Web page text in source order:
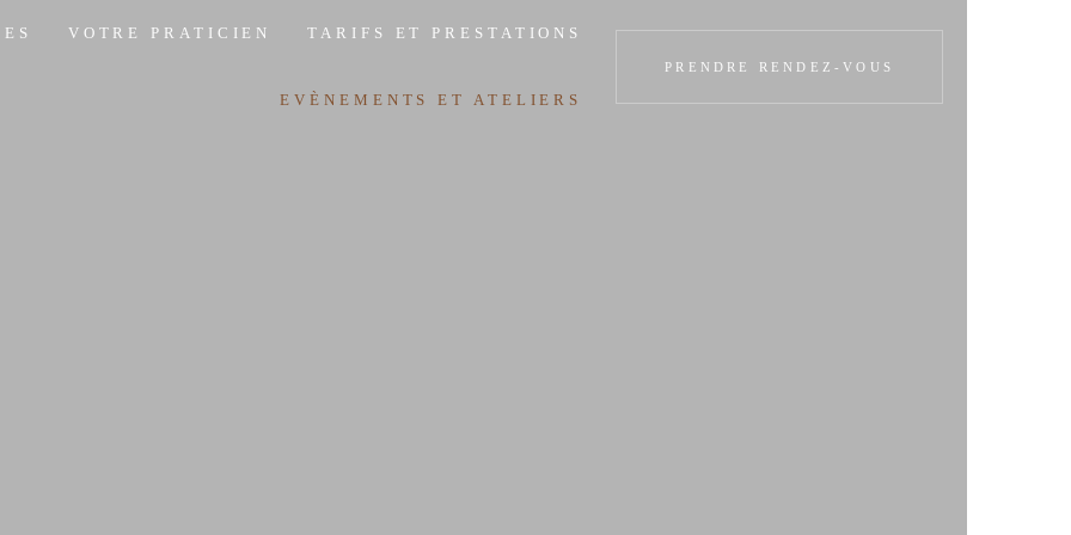
VOTRE PRATICIEN TARIFS ET PRESTATIONS
EVÈNEMENTS ET ATELIERS
PRENDRE RENDEZ-VOUS